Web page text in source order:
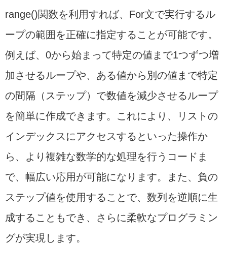
range()関数を利用すれば、For文で実行するル
ープの範囲を正確に指定することが可能です。
例えば、0から始まって特定の値まで1つずつ増
加させるループや、ある値から別の値まで特定
の間隔（ステップ）で数値を減少させるループ
を簡単に作成できます。これにより、リストの
インデックスにアクセスするといった操作か
ら、より複雑な数学的な処理を行うコードま
で、幅広い応用が可能になります。また、負の
ステップ値を使用することで、数列を逆順に生
成することもでき、さらに柔軟なプログラミン
グが実現します。